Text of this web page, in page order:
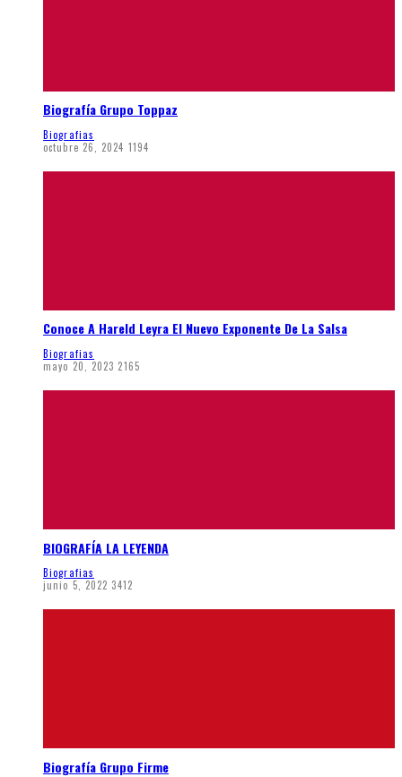
Biografía Grupo Toppaz
Biografias
octubre 26, 2024 1194
Conoce A Hareld Leyra El Nuevo Exponente De La Salsa
Biografias
mayo 20, 2023 2165
BIOGRAFÍA LA LEYENDA
Biografias
junio 5, 2022 3412
Biografía Grupo Firme